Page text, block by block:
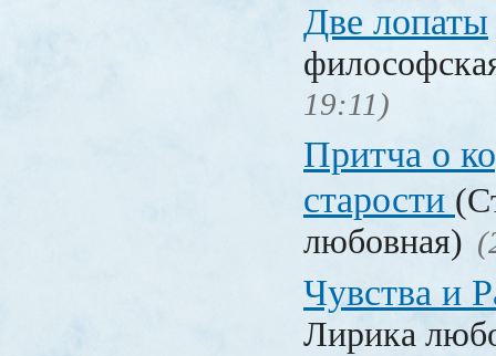
Две лопаты
19:11)
Притча о
старости
любовная)
Чувства и
Лирика